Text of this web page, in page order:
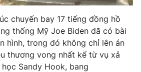
Podcast
Infographic
Shorts video
chuyến bay 17 tiếng đồng hồ
thống Mỹ Joe Biden đã có bài
hình, trong đó không chỉ lên án
thương vong nhất kể từ vụ xả
Sandy Hook, bang